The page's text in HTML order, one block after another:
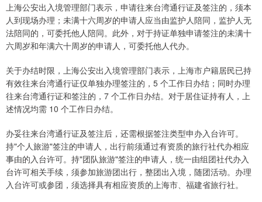
上海公安出入境管理部门表示，申请往来台湾通行证及签注的，须本
人到现场办理；未满十六周岁的申请人应当由监护人陪同，监护人无
法陪同的，可委托他人陪同。此外，对于持证单独申请签注的未满十
六周岁和年满六十周岁的申请人，可委托他人代办。
关于办结时限，上海公安出入境管理部门表示，上海市户籍居民已持
有效往来台湾通行证仅单独办理签注的，5 个工作日办结；同时办理
往来台湾通行证和签注的，7 个工作日办结。对于居住证持有人，上
述情况均需 10 个工作日办结。
办妥往来台湾通行证及签注后，还需根据签注类型申办入台许可。
持"个人旅游"签注的申请人，出行前须通过有资质的旅行社代办相应
事由的入台许可。持"团队旅游"签注的申请人，统一由组团社代办入
台许可相关手续，须参加旅游团出行，整团出入境，随团活动。办理
入台许可或参团，须选择具有相应资质的上海市、福建省旅行社。